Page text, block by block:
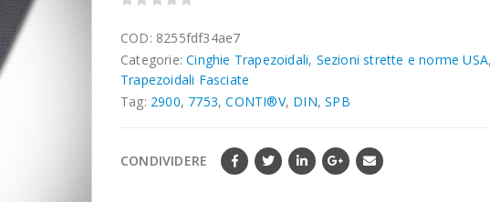
COD: 8255fdf34ae7
Categorie:Cinghie Trapezoidali, Sezioni strette e norme USA
Trapezoidali Fasciate
Tag: 2900, 7753,CONTI®V, DIN,SPB
CONDIVIDERE